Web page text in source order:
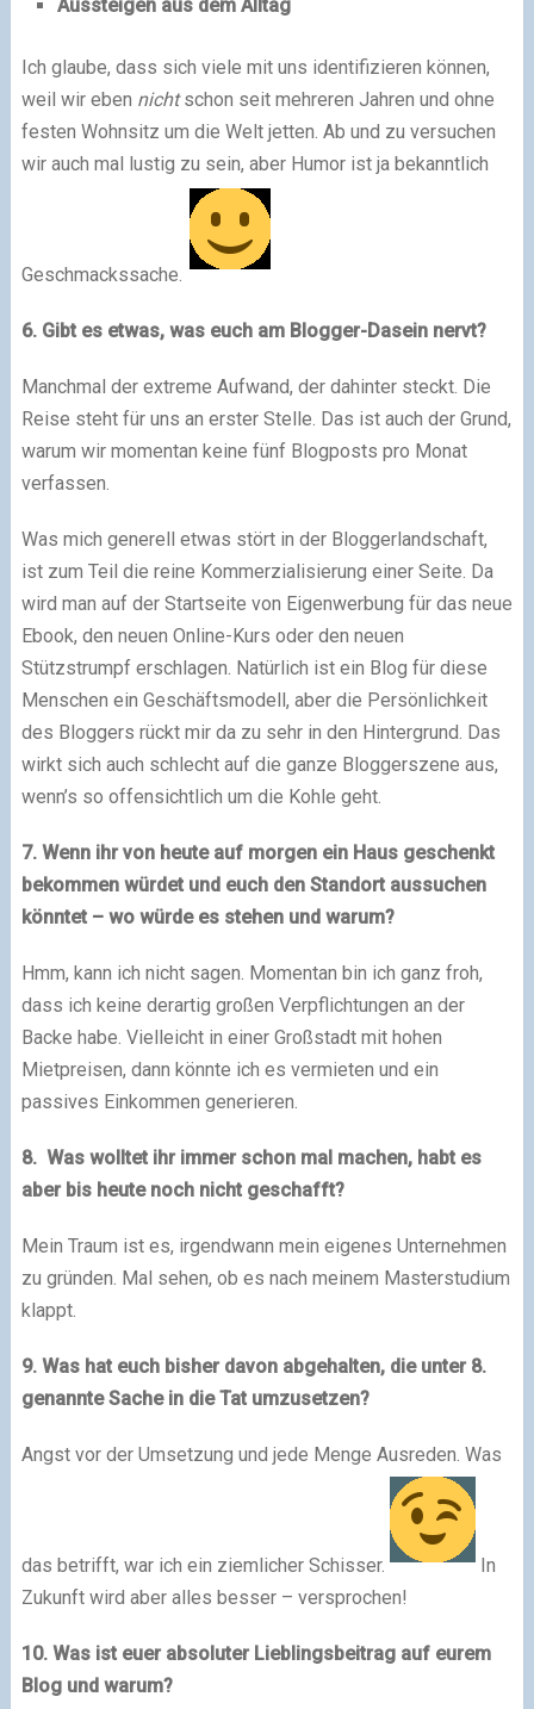
Aussteigen aus dem Alltag
Ich glaube, dass sich viele mit uns identifizieren können,
weil wir eben nichtschon seit mehreren Jahren und ohne
festen Wohnsitz um die Welt jetten. Ab und zu versuchen
wir auch mal lustig zu sein, aber Humor ist ja bekanntlich
Geschmackssache.
6. Gibt es etwas, was euch am Blogger-Dasein nervt?
Manchmal der extreme Aufwand, der dahinter steckt. Die
Reise steht für uns an erster Stelle. Das ist auch der Grund,
warum wir momentan keine fünf Blogposts pro Monat
verfassen.
Was mich generell etwas stört in der Bloggerlandschaft,
ist zum Teil die reine Kommerzialisierung einer Seite. Da
wird man auf der Startseite von Eigenwerbung für das neue
Ebook, den neuen Online-Kurs oder den neuen
Stützstrumpf erschlagen. Natürlich ist ein Blog für diese
Menschen ein Geschäftsmodell, aber die Persönlichkeit
des Bloggers rückt mir da zu sehr in den Hintergrund. Das
wirkt sich auch schlecht auf die ganze Bloggerszene aus,
wenn’s so offensichtlich um die Kohle geht.
7. Wenn ihr von heute auf morgen ein Haus geschenkt
bekommen würdet und euch den Standort aussuchen
könntet – wo würde es stehen und warum?
Hmm, kann ich nicht sagen. Momentan bin ich ganz froh,
dass ich keine derartig großen Verpflichtungen an der
Backe habe. Vielleicht in einer Großstadt mit hohen
Mietpreisen, dann könnte ich es vermieten und ein
passives Einkommen generieren.
8. Was wolltet ihr immer schon mal machen, habt es
aber bis heute noch nicht geschafft?
Mein Traum ist es, irgendwann mein eigenes Unternehmen
zu gründen. Mal sehen, ob es nach meinem Masterstudium
klappt.
9. Was hat euch bisher davon abgehalten, die unter 8.
genannte Sache in die Tat umzusetzen?
Angst vor der Umsetzung und jede Menge Ausreden. Was
das betrifft, war ich ein ziemlicher Schisser.
In
Zukunft wird aber alles besser – versprochen!
10. Was ist euer absoluter Lieblingsbeitrag auf eurem
Blog und warum?